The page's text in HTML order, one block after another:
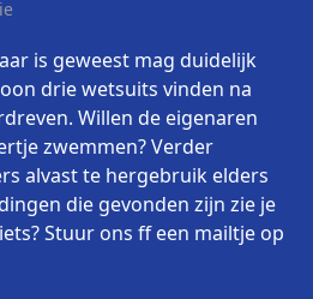
is geweest mag duidelijk
drie wetsuits vinden na
Willen de eigenaren
zwemmen? Verder
alvast te hergebruik elders
die gevonden zijn zie je
Stuur ons ff een mailtje op